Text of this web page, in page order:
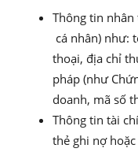
Thông tin
cá nhân) như:
thoại, địa chỉ
pháp (như
doanh, mã số
Thông tin tài
thẻ ghi nợ